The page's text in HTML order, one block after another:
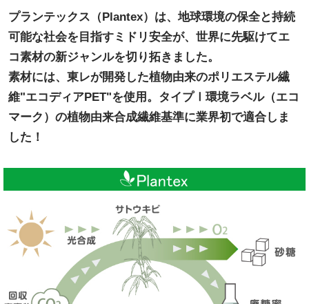
プランテックス（Plantex）は、地球環境の保全と持続
可能な社会を目指すミドリ安全が、世界に先駆けてエ
コ素材の新ジャンルを切り拓きました。
素材には、東レが開発した植物由来のポリエステル繊
維"エコディアPET"を使用。タイプⅠ環境ラベル（エコ
マーク）の植物由来合成繊維基準に業界初で適合しま
した！